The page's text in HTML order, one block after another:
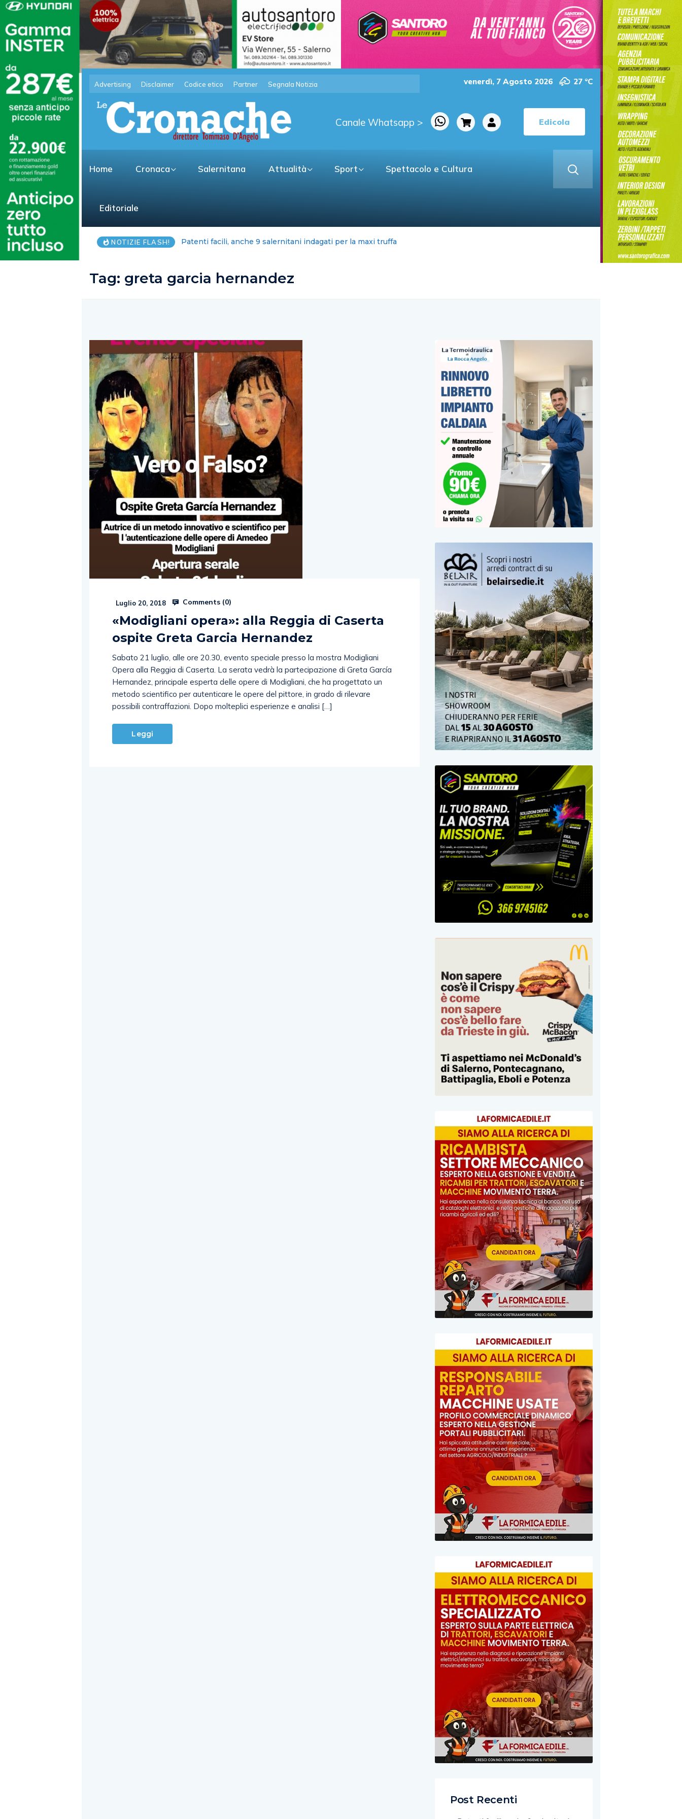
Advertising Disclaimer Codice etico Partner Segnala Notizia venerdì, 7 Agosto 2026 27 °C
Canale Whatsapp > Edicola
Home Cronaca Salernitana Attualità Sport Spettacolo e Cultura
Editoriale
NOTIZIE FLASH! Piantedosi, Comuni sciolti? Politica faccia di piu’
Tag: greta garcia hernandez
Luglio 20, 2018 Comments (0)
«Modigliani opera»: alla Reggia di Caserta
ospite Greta Garcia Hernandez
Sabato 21 luglio, alle ore 20.30, evento speciale presso la mostra Modigliani
Opera alla Reggia di Caserta. La serata vedrà la partecipazione di Greta García
Hernandez, principale esperta delle opere di Modigliani, che ha progettato un
metodo scientifico per autenticare le opere del pittore, in grado di rilevare
possibili contraffazioni. Dopo molteplici esperienze e analisi […]
Leggi
Post Recenti